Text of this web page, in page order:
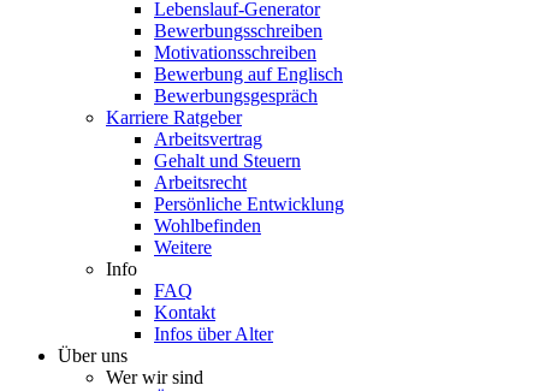
Lebenslauf-Generator
Bewerbungsschreiben
Motivationsschreiben
Bewerbung auf Englisch
Bewerbungsgespräch
Karriere Ratgeber
Arbeitsvertrag
Gehalt und Steuern
Arbeitsrecht
Persönliche Entwicklung
Wohlbefinden
Weitere
Info
FAQ
Kontakt
Infos über Alter
Über uns
Wer wir sind